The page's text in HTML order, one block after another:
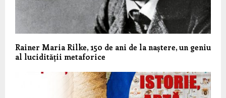
Rainer Maria Rilke, 150 de ani de la naștere, un geniu
al lucidității metaforice